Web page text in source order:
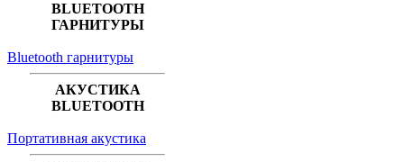
BLUETOOTH
ГАРНИТУРЫ
Bluetooth гарнитуры
АКУСТИКА
BLUETOOTH
Портативная акустика